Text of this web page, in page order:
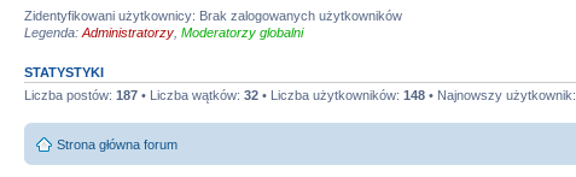
Zidentyfikowani użytkownicy: Brak zalogowanych użytkowników
Legenda: Administratorzy Moderatorzy globalni
STATYSTYKI
Liczba postów: 187 • Liczba wątków: 32 • Liczba użytkowników: 148 • Najnowszy użytkownik:
Strona główna forum